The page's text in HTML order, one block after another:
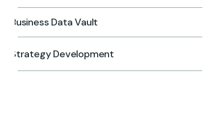
Business Data Vault
Strategy Development